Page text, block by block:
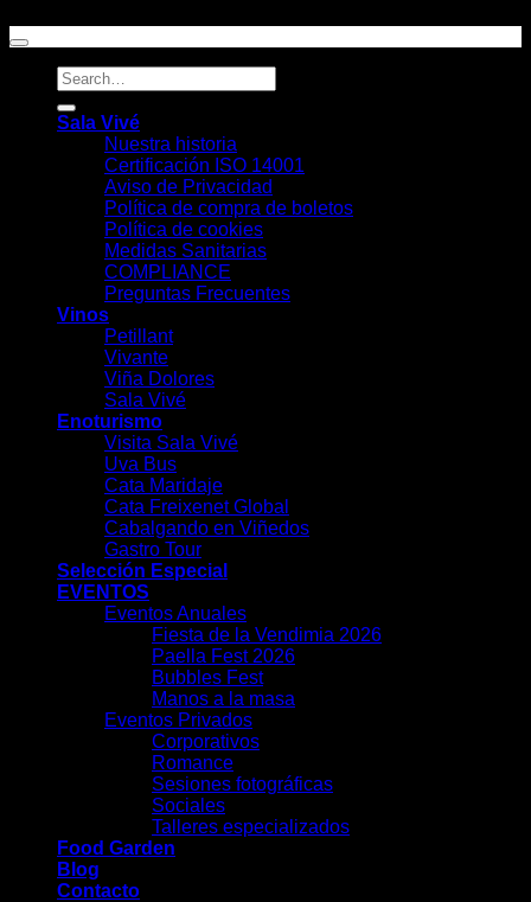
Sala Vivé
Nuestra historia
Certificación ISO 14001
Aviso de Privacidad
Política de compra de boletos
Política de cookies
Medidas Sanitarias
COMPLIANCE
Preguntas Frecuentes
Vinos
Petillant
Vivante
Viña Dolores
Sala Vivé
Enoturismo
Visita Sala Vivé
Uva Bus
Cata Maridaje
Cata Freixenet Global
Cabalgando en Viñedos
Gastro Tour
Selección Especial
EVENTOS
Eventos Anuales
Fiesta de la Vendimia 2026
Paella Fest 2026
Bubbles Fest
Manos a la masa
Eventos Privados
Corporativos
Romance
Sesiones fotográficas
Sociales
Talleres especializados
Food Garden
Blog
Contacto